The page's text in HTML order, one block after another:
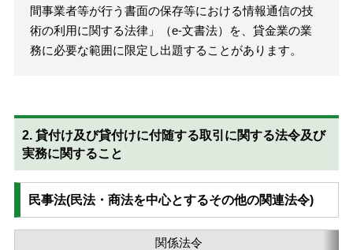
間事業者等が行う書面の保存等における情報通信の技
術の利用に関する法律」（e-文書法）を、貸金業の業
務に必要な範囲に限定し出題することがあります。
2. 貸付け及び貸付けに付随する取引に関する法令及び
実務に関すること
民事法(民法・商法を中心とするその他の関連法令)
関係法令